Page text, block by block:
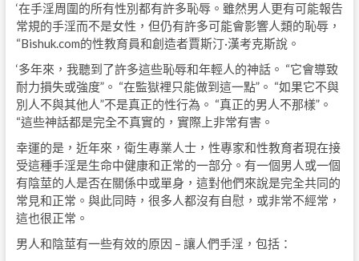
‘在手淫周圍的所有性別都有許多恥辱。雖然男人更有可能報告
常規的手淫而不是女性，但仍有許多可能會影響人類的恥辱，
“Bishuk.com的性教育員和創造者賈斯汀·漢考克斯說。
‘多年來，我聽到了許多這些恥辱和年輕人的神話。 “它會導致
耐力損失或強度”。 “在監獄裡只能做到這一點”。 “如果它不與
別人不與其他人”不是真正的性行為。 “真正的男人不那樣”。
“這些神話都是完全不真實的，實際上非常有害。
幸運的是，近年來，衛生專業人士，性專家和性教育者現在接
受這種手淫是生命中健康和正常的一部分。有一個男人或一個
有陰莖的人是否在關係中或單身，這對他們來說是完全共同的
常見和正常。與此同時，很多人都沒有自慰，或非常不經常，
這也很正常。
男人和陰莖有一些有效的原因 – 讓人們手淫，包括：